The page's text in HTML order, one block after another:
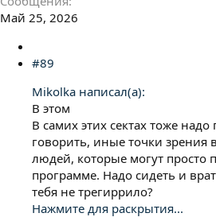
Май 25, 2026
#89
Mikolka написал(а):
В этом
В самих этих сектах тоже надо
говорить, иные точки зрения
людей, которые могут просто
программе. Надо сидеть и
тебя не трегиррило?
Нажмите для раскрытия...